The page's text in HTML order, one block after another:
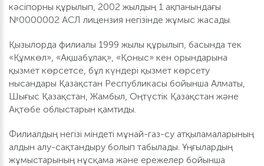
кәсіпорны құрылып, 2002 жылдың 1 ақпанындағы
№0000002 АСЛ лицензия негізінде жұмыс жасады.
Қызылорда филиалы 1999 жылы құрылып, басында тек
«Құмкөл», «Ақшабұлақ», «Қоныс» кен орындарына
қызмет көрсетсе, бұл күндері қызмет көрсету
нысандары Қазақстан Республикасы бойынша Алматы,
Шығыс Қазақстан, Жамбыл, Оңтүстік Қазақстан және
Ақтөбе облыстарын қамтиды.
Филиалдың негізі міндеті мұнай-газ-су атқыламаларының
алдын алу-сақтандыру болып табылады. Ұңғылардың
жұмыстарының нұсқама және ережелер бойынша